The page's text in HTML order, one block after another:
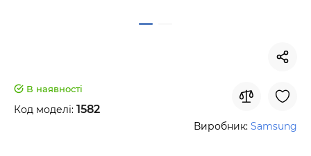
В наявності
Код моделі: 1582
Виробник: Samsung